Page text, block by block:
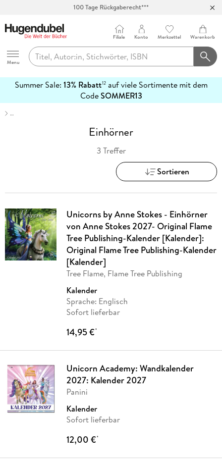
100 Tage Rückgaberecht***
Hugendubel
Menu
Filiale Konto Merkzettel Warenkorb
Summer Sale: 13% Rabatt12auf viele Sortimente mit dem
CodeSOMMER13
erfahren
…
Einhörner
3 Treffer
Sortieren
Unicorns by Anne Stokes - Einhörner
von Anne Stokes 2027- Original Flame
Tree Publishing-Kalender [Kalender]:
Original Flame Tree Publishing-Kalender
[Kalender]
Tree Flame, Flame Tree Publishing
Kalender
Sprache: Englisch
Sofort lieferbar
14,95 €*
Unicorn Academy: Wandkalender
2027: Kalender 2027
Panini
Kalender
Sofort lieferbar
12,00 €*